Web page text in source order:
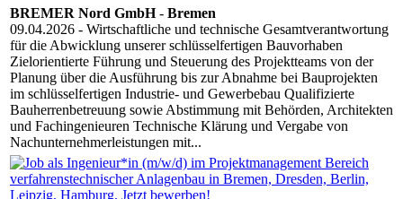
BREMER Nord GmbH- Bremen
09.04.2026 - Wirtschaftliche und technische Gesamtverantwortung
für die Abwicklung unserer schlüsselfertigen Bauvorhaben
Zielorientierte Führung und Steuerung des Projektteams von der
Planung über die Ausführung bis zur Abnahme bei Bauprojekten
im schlüsselfertigen Industrie- und Gewerbebau Qualifizierte
Bauherrenbetreuung sowie Abstimmung mit Behörden, Architekten
und Fachingenieuren Technische Klärung und Vergabe von
Nachunternehmerleistungen mit...